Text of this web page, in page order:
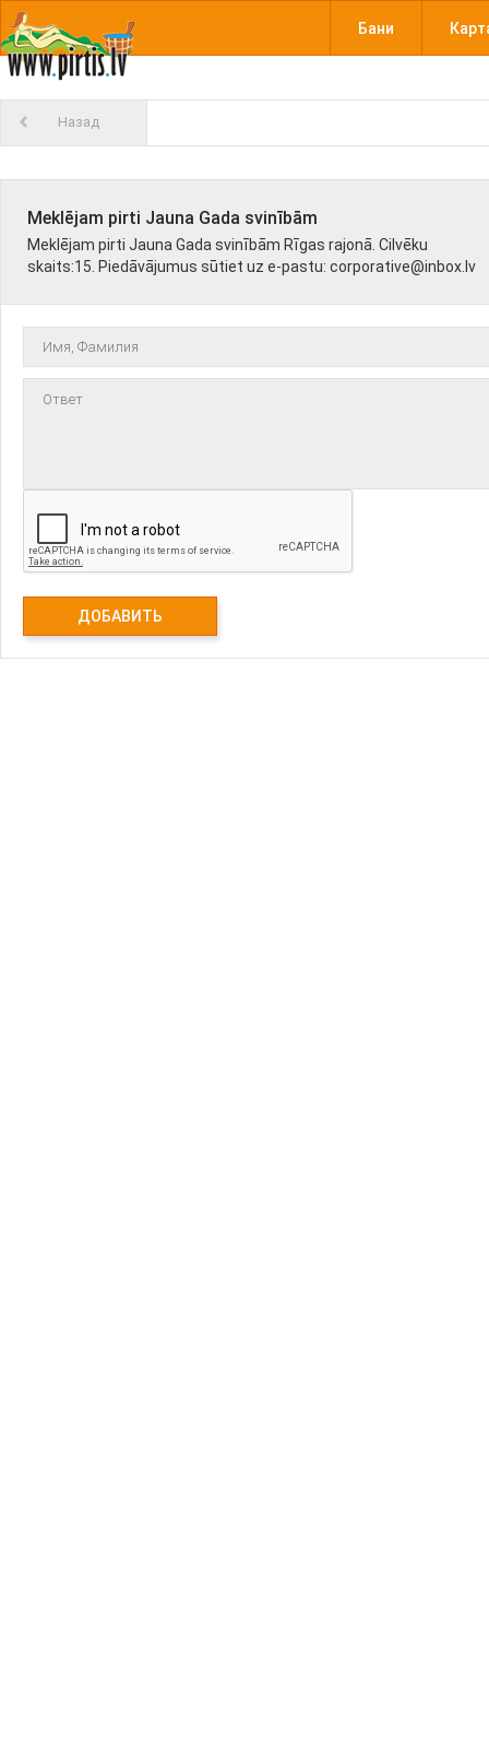
Бани
Назад
Meklējam pirti Jauna Gada svinībām
Meklējam pirti Jauna Gada svinībām Rīgas rajonā. Cilvēku
skaits:15. Piedāvājumus sūtiet uz e-pastu: corporative@inbox.lv